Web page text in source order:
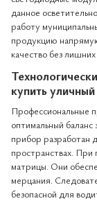
данное
работу
продукцию
качество без
купить
Профессиональные
оптимальный
прибор разработан
пространствах.
матрицы. Они
мерцания.
безопасной для